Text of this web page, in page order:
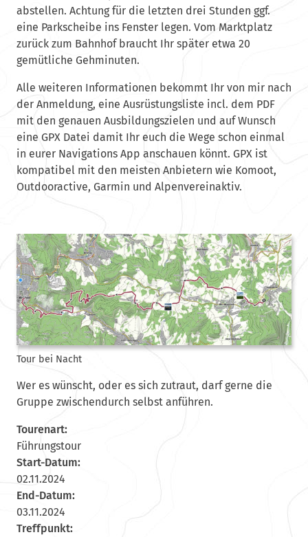
abstellen. Achtung für die letzten drei Stunden ggf.
eine Parkscheibe ins Fenster legen. Vom Marktplatz
zurück zum Bahnhof braucht Ihr später etwa 20
gemütliche Gehminuten.
Alle weiteren Informationen bekommt Ihr von mir nach
der Anmeldung, eine Ausrüstungsliste incl. dem PDF
mit den genauen Ausbildungszielen und auf Wunsch
eine GPX Datei damit Ihr euch die Wege schon einmal
in eurer Navigations App anschauen könnt. GPX ist
kompatibel mit den meisten Anbietern wie Komoot,
Outdooractive, Garmin und Alpenvereinaktiv.
Tour bei Nacht
Wer es wünscht, oder es sich zutraut, darf gerne die
Gruppe zwischendurch selbst anführen.
Tourenart:
Führungstour
Start-Datum:
02.11.2024
End-Datum:
03.11.2024
Treffpunkt: